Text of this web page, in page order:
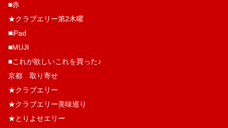
■赤
★クラブエリー第2木曜
■iPad
■MUJI
■これが欲しいこれを買った♪
京都 取り寄せ
★クラブエリー
★クラブエリー美味巡り
★とりよせエリー